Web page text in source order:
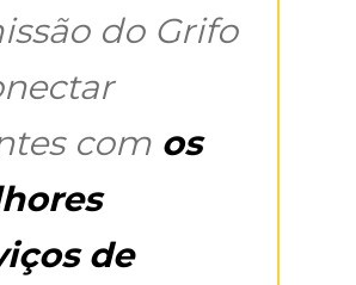
do Grifo
com os
de